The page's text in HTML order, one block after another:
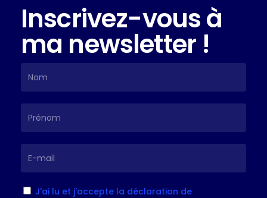
Inscrivez-vous à
ma newsletter !
J'ai lu et j'accepte la déclaration de